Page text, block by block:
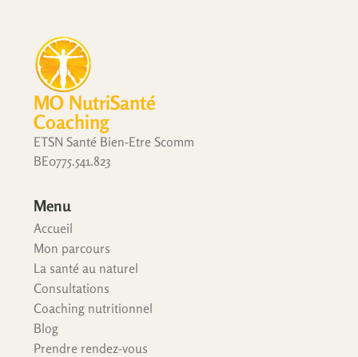
MO NutriSanté
Coaching
ETSN Santé Bien-Etre Scomm
BE0775.541.823
Menu
Accueil
Mon parcours
La santé au naturel
Consultations
Coaching nutritionnel
Blog
Prendre rendez-vous